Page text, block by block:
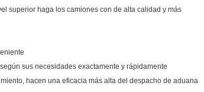
superior haga los camiones con de alta calidad y más
sus necesidades exactamente y rápidamente
hacen una eficacia más alta del despacho de aduana